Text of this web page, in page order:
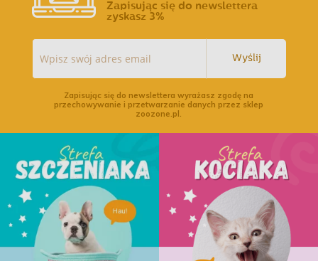
Zapisując się do newslettera
zyskasz 3%
Wyślij
Zapisując się do newslettera wyrażasz zgodę na
przechowywanie i przetwarzanie danych przez sklep
zoozone.pl.